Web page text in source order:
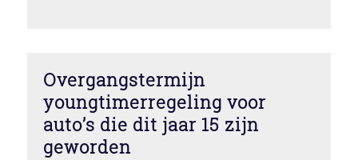
Overgangstermijn
youngtimerregeling voor
auto’s die dit jaar 15 zijn
geworden